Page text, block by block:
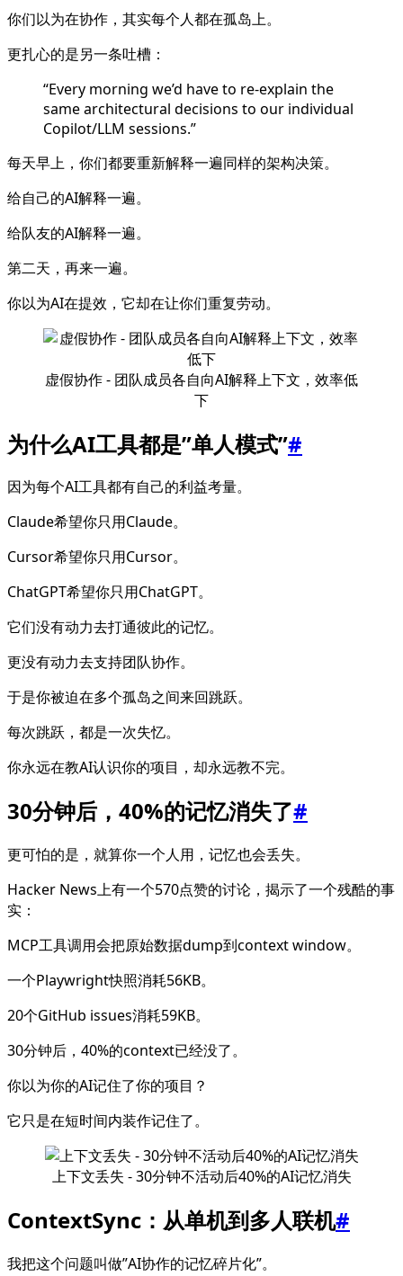
你们以为在协作，其实每个人都在孤岛上。
更扎心的是另一条吐槽：
“Every morning we’d have to re-explain the
same architectural decisions to our individual
Copilot/LLM sessions.”
每天早上，你们都要重新解释一遍同样的架构决策。
给自己的AI解释一遍。
给队友的AI解释一遍。
第二天，再来一遍。
你以为AI在提效，它却在让你们重复劳动。
虚假协作 - 团队成员各自向AI解释上下文，效率低
下
为什么AI工具都是”单人模式”#
因为每个AI工具都有自己的利益考量。
Claude希望你只用Claude。
Cursor希望你只用Cursor。
ChatGPT希望你只用ChatGPT。
它们没有动力去打通彼此的记忆。
更没有动力去支持团队协作。
于是你被迫在多个孤岛之间来回跳跃。
每次跳跃，都是一次失忆。
你永远在教AI认识你的项目，却永远教不完。
30分钟后，40%的记忆消失了#
更可怕的是，就算你一个人用，记忆也会丢失。
Hacker News上有一个570点赞的讨论，揭示了一个残酷的事
实：
MCP工具调用会把原始数据dump到context window。
一个Playwright快照消耗56KB。
20个GitHub issues消耗59KB。
30分钟后，40%的context已经没了。
你以为你的AI记住了你的项目？
它只是在短时间内装作记住了。
上下文丢失 - 30分钟不活动后40%的AI记忆消失
ContextSync：从单机到多人联机#
我把这个问题叫做”AI协作的记忆碎片化”。